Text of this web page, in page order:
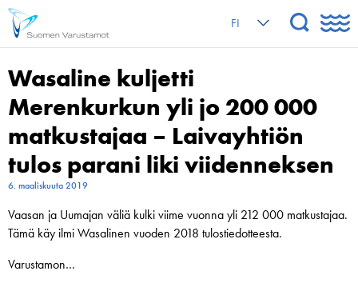
FI
Wasaline kuljetti
Merenkurkun yli jo 200 000
matkustajaa – Laivayhtiön
tulos parani liki viidenneksen
6. maaliskuuta 2019
Vaasan ja Uumajan väliä kulki viime vuonna yli 212 000 matkustajaa.
Tämä käy ilmi Wasalinen vuoden 2018 tulostiedotteesta.
Varustamon…